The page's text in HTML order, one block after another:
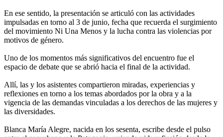
En ese sentido, la presentación se articuló con las actividades
impulsadas en torno al 3 de junio, fecha que recuerda el surgimiento
del movimiento Ni Una Menos y la lucha contra las violencias por
motivos de género.
Uno de los momentos más significativos del encuentro fue el
espacio de debate que se abrió hacia el final de la actividad.
Allí, las y los asistentes compartieron miradas, experiencias y
reflexiones en torno a los temas abordados por la obra y a la
vigencia de las demandas vinculadas a los derechos de las mujeres y
las diversidades.
Blanca María Alegre, nacida en los sesenta, escribe desde el pulso